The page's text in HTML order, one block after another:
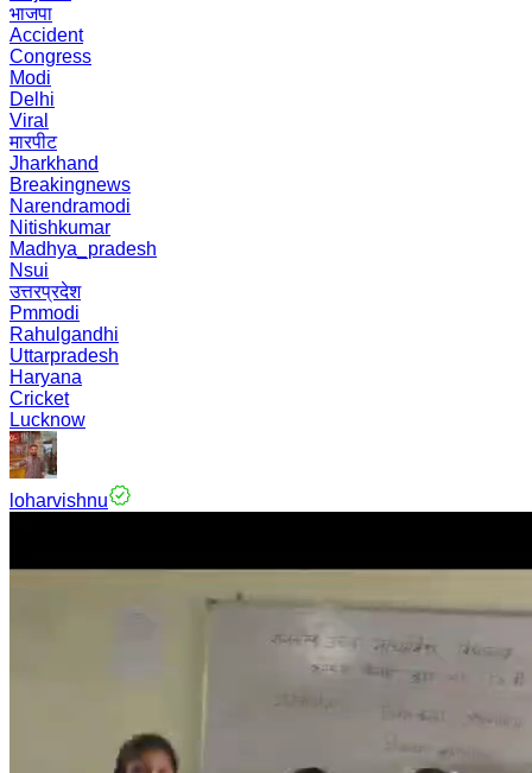
भाजपा
Accident
Congress
Modi
Delhi
Viral
मारपीट
Jharkhand
Breakingnews
Narendramodi
Nitishkumar
Madhya_pradesh
Nsui
उत्तरप्रदेश
Pmmodi
Rahulgandhi
Uttarpradesh
Haryana
Cricket
Lucknow
loharvishnu